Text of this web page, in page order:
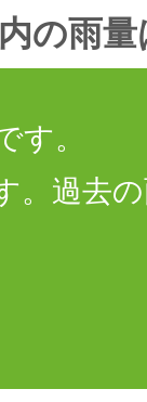
の雨
す。
。過去